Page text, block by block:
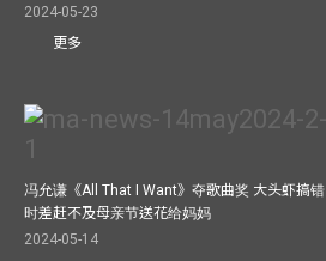
2024-05-23
更多
冯允谦《All That I Want》夺歌曲奖 大头虾搞错
时差赶不及母亲节送花给妈妈
2024-05-14